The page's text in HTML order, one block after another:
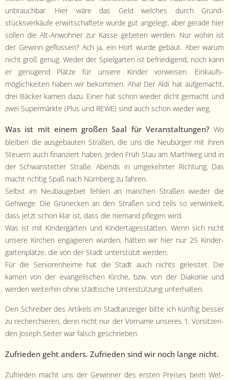
unbrauch­bar. Hier wäre das Geld welch­es durch Grund­
stücksverkäufe erwirtschaftete wurde gut angelegt, aber ger­ade hier
sollen die Alt-Anwohn­er zur Kasse gebeten wer­den. Nur wohin ist
der Gewinn geflossen? Ach ja, ein Hort wurde gebaut. Aber warum
nicht groß genug. Wed­er der Spiel­gar­ten ist befriedi­gend, noch kann
er genü­gend Plätze für unsere Kinder vor­weisen. Einkauf­s­
möglichkeit­en haben wir bekom­men. Aha! Der Aldi hat aufgemacht,
drei Bäck­er kamen dazu. Ein­er hat schon wieder dicht gemacht und
zwei Super­märk­te (Plus und REWE) sind auch schon wieder weg.
Was ist mit einem großen Saal für Ver­anstal­tun­gen?Wo
bleiben die aus­ge­baut­en Straßen, die uns die Neubürg­er mit ihren
Steuern auch finanziert haben. Jeden Früh Stau am Marth­weg und in
der Schwanstet­ter Straße. Abends in umgekehrter Rich­tung. Das
macht richtig Spaß nach Nürn­berg zu fahren.
Selb­st im Neubauge­bi­et fehlen an manchen Straßen wieder die
Gehwege. Die Grü­neck­en an den Straßen sind teils so ver­winkelt,
dass jet­zt schon klar ist, dass die nie­mand pfle­gen wird.
Was ist mit Kindergärten und Kindertagesstät­ten. Wenn sich nicht
unsere Kirchen engagieren wür­den, hät­ten wir hier nur 25 Kinder­
garten­plätze, die von der Stadt unter­stützt werden.
Für die Senioren­heime hat die Stadt auch nichts geleis­tet. Die
kamen von der evan­ge­lis­chen Kirche, bzw. von der Diakonie und
wer­den weit­er­hin ohne städtis­che Unter­stützung unterhalten.
Den Schreiber des Artikels im Stad­tanzeiger bitte ich kün­ftig bess­er
zu recher­chieren, denn nicht nur der Vor­name unseres 1. Vor­sitzen­
den Joseph Seit­er war falsch geschrieben.
Zufrieden geht anders. Zufrieden sind wir noch lange nicht.
Zufrieden macht uns der Gewin­ner des ersten Preis­es beim Wet­